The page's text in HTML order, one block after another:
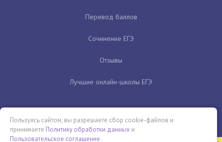
Перевод баллов
Сочинение ЕГЭ
Отзывы
Лучшие онлайн-школы ЕГЭ
Пользуясь сайтом, вы разрешаете сбор cookie-файлов и
принимаете Политику обработки данных и
Пользовательское соглашение.